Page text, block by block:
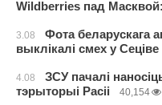
Wildberries пад
3.08
Фота беларускага
выклікалі смех у Сеціве
4.08
ЗСУ пачалі
тэрыторыі Расіі
40,154